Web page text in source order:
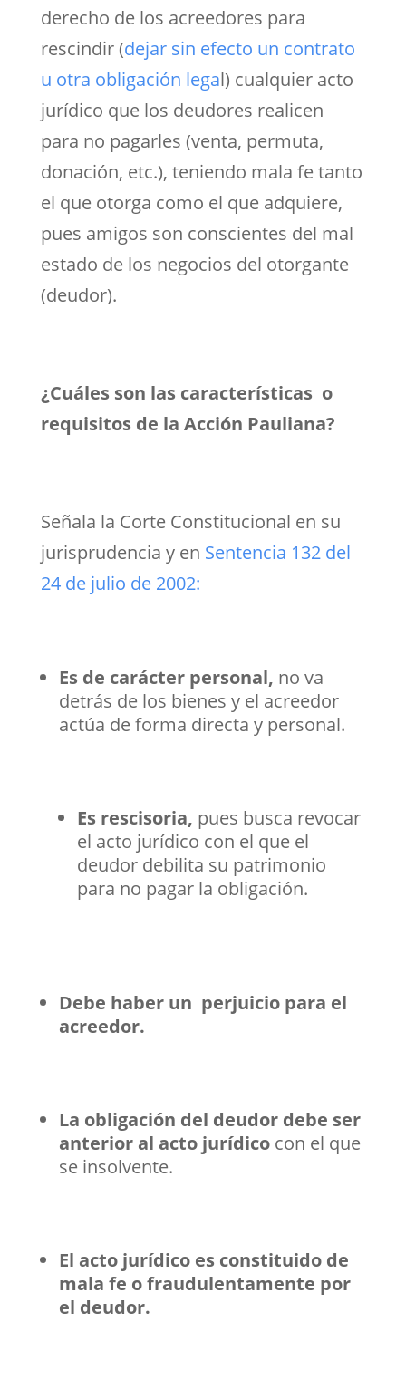
derecho de los acreedores para
rescindir (dejar sin efecto un contrato
u otra obligación legal) cualquier acto
jurídico que los deudores realicen
para no pagarles (venta, permuta,
donación, etc.), teniendo mala fe tanto
el que otorga como el que adquiere,
pues amigos son conscientes del mal
estado de los negocios del otorgante
(deudor).
¿Cuáles son las características o
requisitos de la Acción Pauliana?
Señala la Corte Constitucional en su
jurisprudencia y en Sentencia 132 del
24 de julio de 2002:
Es de carácter personal, no va
detrás de los bienes y el acreedor
actúa de forma directa y personal.
Es rescisoria, pues busca revocar
el acto jurídico con el que el
deudor debilita su patrimonio
para no pagar la obligación.
Debe haber un perjuicio para el
acreedor.
La obligación del deudor debe ser
anterior al acto jurídicocon el que
se insolvente.
El acto jurídico es constituido de
mala fe o fraudulentamente por
el deudor.